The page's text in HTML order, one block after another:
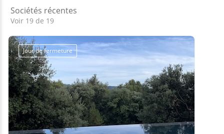
Sociétés récentes
Voir 19 de 19
Jour de fermeture